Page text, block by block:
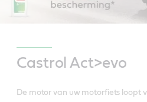
Castrol Act>evo
De motor van uw motorfiets loopt